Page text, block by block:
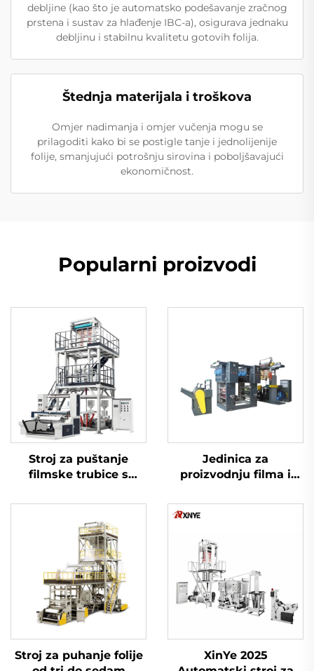
debljine (kao što je automatsko podešavanje zračnog
prstena i sustav za hlađenje IBC-a), osigurava jednaku
debljinu i stabilnu kvalitetu gotovih folija.
Štednja materijala i troškova
Omjer nadimanja i omjer vučenja mogu se
prilagoditi kako bi se postigle tanje i jednolijenije
folije, smanjujući potrošnju sirovina i poboljšavajući
ekonomičnost.
Popularni proizvodi
Stroj za puštanje
filmske trubice s
ekstruzije i
rotirajućom umiru
Jedinica za
proizvodnju filma i
Stroj za puhanje folije
XinYe 2025